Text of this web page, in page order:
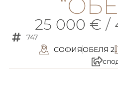
25 000 € /
747
СОФИЯОБЕЛЯ 2